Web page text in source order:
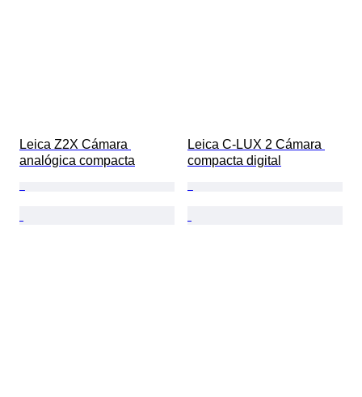
Leica Z2X Cámara
analógica compacta
Leica C-LUX 2 Cámara
compacta digital